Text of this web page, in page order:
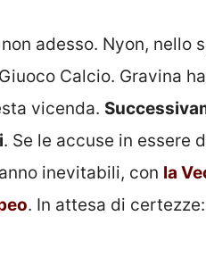
adesso. Nyon, nello
Calcio. Gravina
vicenda.
. Se le accuse in essere
inevitabili, con la
. In attesa di